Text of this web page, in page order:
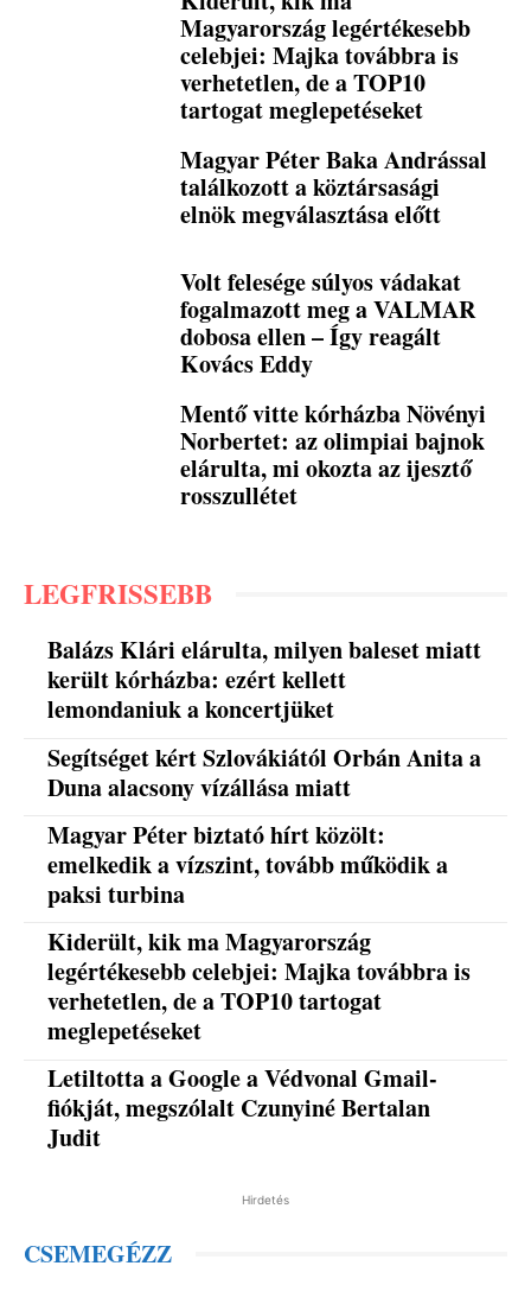
Magyarország legértékesebb
celebjei: Majka továbbra is
verhetetlen, de a TOP10
tartogat meglepetéseket
Magyar Péter Baka Andrással
találkozott a köztársasági
elnök megválasztása előtt
Volt felesége súlyos vádakat
fogalmazott meg a VALMAR
dobosa ellen – Így reagált
Kovács Eddy
Mentő vitte kórházba Növényi
Norbertet: az olimpiai bajnok
elárulta, mi okozta az ijesztő
rosszullétet
LEGFRISSEBB
Balázs Klári elárulta, milyen baleset miatt
került kórházba: ezért kellett
lemondaniuk a koncertjüket
Segítséget kért Szlovákiától Orbán Anita a
Duna alacsony vízállása miatt
Magyar Péter biztató hírt közölt:
emelkedik a vízszint, tovább működik a
paksi turbina
Kiderült, kik ma Magyarország
legértékesebb celebjei: Majka továbbra is
verhetetlen, de a TOP10 tartogat
meglepetéseket
Letiltotta a Google a Védvonal Gmail-
fiókját, megszólalt Czunyiné Bertalan
Judit
Hirdetés
CSEMEGÉZZ